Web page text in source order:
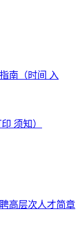
南（时间 入
须知）
高层次人才简章